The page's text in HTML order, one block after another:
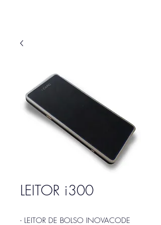
LEITOR i300
- LEITOR DE BOLSO INOVACODE